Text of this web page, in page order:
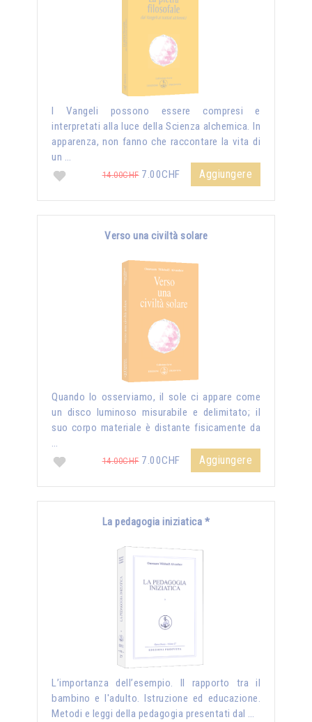
I Vangeli possono essere compresi e
interpretati alla luce della Scienza alchemica. In
apparenza, non fanno che raccontare la vita di
un …
14.00CHF7.00CHF Aggiungere
Verso una civiltà solare
Quando lo osserviamo, il sole ci appare come
un disco luminoso misurabile e delimitato; il
suo corpo materiale è distante fisicamente da
…
14.00CHF7.00CHF Aggiungere
La pedagogia iniziatica *
L’importanza dell’esempio. Il rapporto tra il
bambino e l'adulto. Istruzione ed educazione.
Metodi e leggi della pedagogia presentati dal …